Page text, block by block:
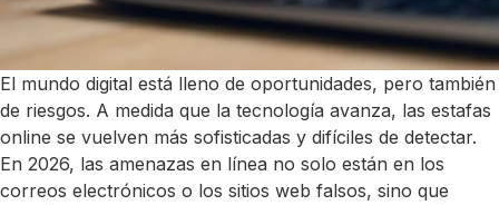
El mundo digital está lleno de oportunidades, pero también
de riesgos. A medida que la tecnología avanza, las estafas
online se vuelven más sofisticadas y difíciles de detectar.
En 2026, las amenazas en línea no solo están en los
correos electrónicos o los sitios web falsos, sino que